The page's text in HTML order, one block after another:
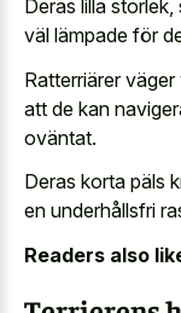
Deras lilla
väl lämpade för
Ratterriärer
att de kan
oväntat.
Deras korta päls
en underhållsfri
Readers also